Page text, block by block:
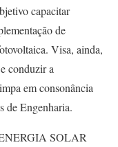
capacitar
de
Visa, ainda,
conduzir a
em consonância
de Engenharia.
ENERGIA SOLAR